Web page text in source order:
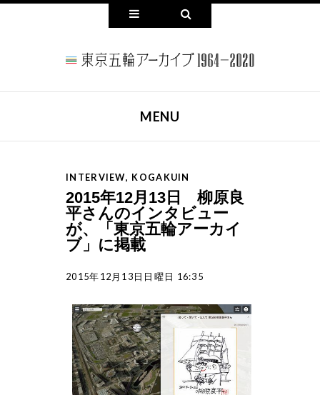
MENU
INTERVIEW, KOGAKUIN
2015年12月13日 柳原良
平さんのインタビュー
が、「東京五輪アーカイ
ブ」に掲載
2015年12月13日日曜日 16:35